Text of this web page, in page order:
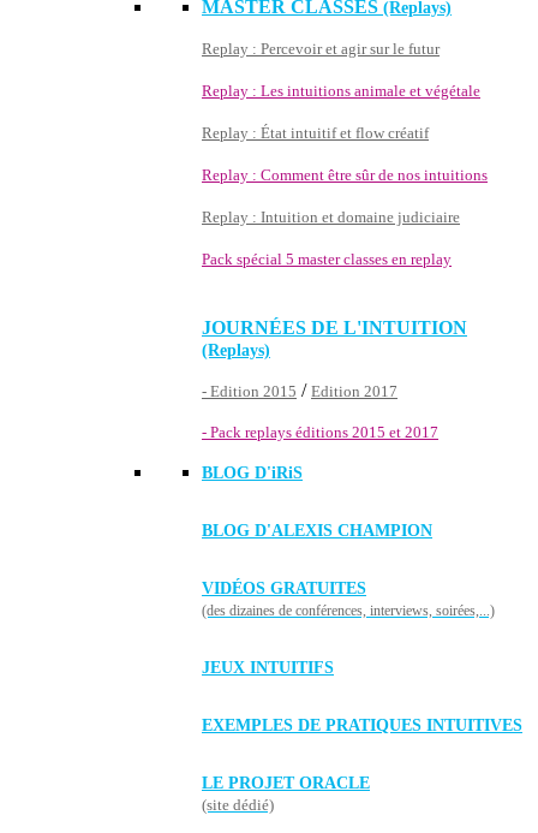
MASTER CLASSES (Replays)
Replay : Percevoir et agir sur le futur
Replay : Les intuitions animale et végétale
Replay : État intuitif et flow créatif
Replay : Comment être sûr de nos intuitions
Replay : Intuition et domaine judiciaire
Pack spécial 5 master classes en replay
JOURNÉES DE L'INTUITION
(Replays)
- Edition 2015 / Edition 2017
- Pack replays éditions 2015 et 2017
BLOG D'iRiS
BLOG D'ALEXIS CHAMPION
VIDÉOS GRATUITES
(des dizaines de conférences, interviews, soirées,...)
JEUX INTUITIFS
EXEMPLES DE PRATIQUES INTUITIVES
LE PROJET ORACLE
(site dédié)